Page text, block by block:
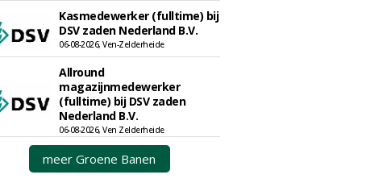
Kasmedewerker (fulltime) bij
DSV zaden Nederland B.V.
06-08-2026, Ven-Zelderheide
Allround
magazijnmedewerker
(fulltime) bij DSV zaden
Nederland B.V.
06-08-2026, Ven Zelderheide
meer Groene Banen